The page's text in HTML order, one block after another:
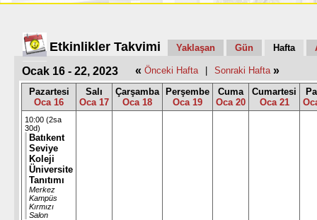
AÇILAN
UZAKTAN
EĞİTİM
KAMPÜSTE
YAŞAM
KÜTÜPHANE
PORTALI
ULAŞIM
Etkinlikler Takvimi Yaklaşan Gün Hafta
Ocak 16 - 22, 2023 « Önceki Hafta | Sonraki Hafta »
Pazartesi
Oca 16
Salı
Oca 17
Çarşamba
Oca 18
Perşembe
Oca 19
Cuma
Oca 20
Cumartesi
Oca 21
10:00 (2sa
30d)
Batıkent
Seviye
Koleji
Üniversite
Tanıtımı
Merkez
Kampüs
Kırmızı
Salon